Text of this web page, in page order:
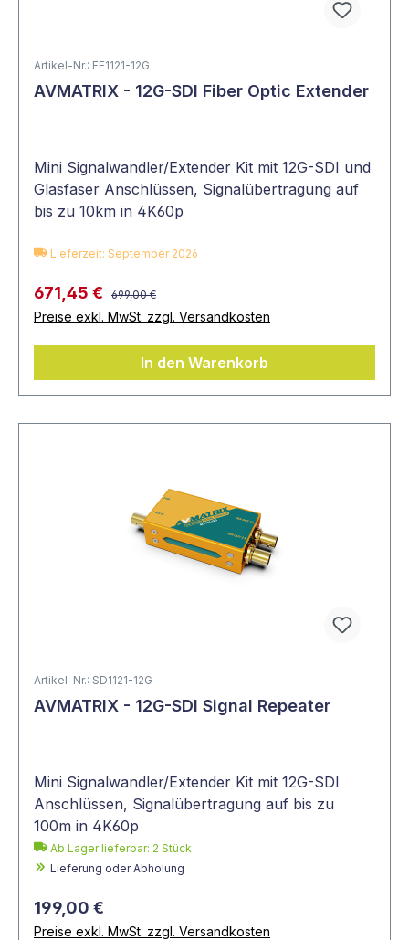
Artikel-Nr.: FE1121-12G
AVMATRIX - 12G-SDI Fiber Optic Extender
Mini Signalwandler/Extender Kit mit 12G-SDI und
Glasfaser Anschlüssen, Signalübertragung auf
bis zu 10km in 4K60p
Lieferzeit: September 2026
671,45 € 699,00 €
Preise exkl. MwSt. zzgl. Versandkosten
In den Warenkorb
Artikel-Nr.: SD1121-12G
AVMATRIX - 12G-SDI Signal Repeater
Mini Signalwandler/Extender Kit mit 12G-SDI
Anschlüssen, Signalübertragung auf bis zu
100m in 4K60p
Ab Lager lieferbar: 2 Stück
Lieferung oder Abholung
199,00 €
Preise exkl. MwSt. zzgl. Versandkosten